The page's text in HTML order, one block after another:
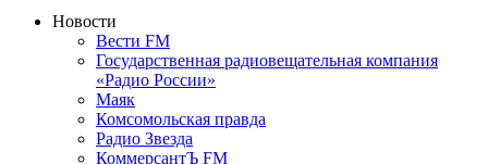
Новости
Вести FM
Государственная радиовещательная компания
«Радио России»
Маяк
Комсомольская правда
Радио Звезда
КоммерсантЪ FM